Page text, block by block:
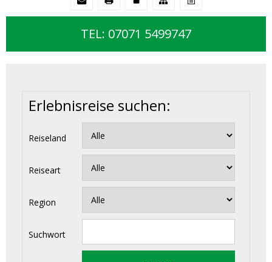
TEL: 07071 5499747
Erlebnisreise suchen:
Reiseland
Reiseart
Region
Suchwort